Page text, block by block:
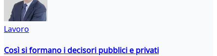
Lavoro
Così si formano i decisori pubblici e privati